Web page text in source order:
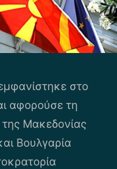
στο
αφορούσε τη
Μακεδονίας
Βουλγαρία